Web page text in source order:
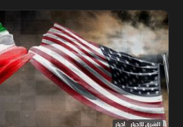
الشرق للأخبار أخبار